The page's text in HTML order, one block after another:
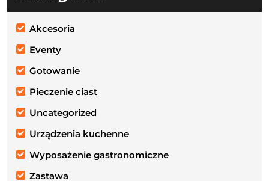
Akcesoria
Eventy
Gotowanie
Pieczenie ciast
Uncategorized
Urządzenia kuchenne
Wyposażenie gastronomiczne
Zastawa